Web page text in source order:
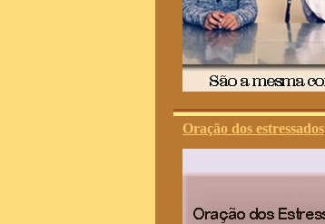
Oração dos estressados